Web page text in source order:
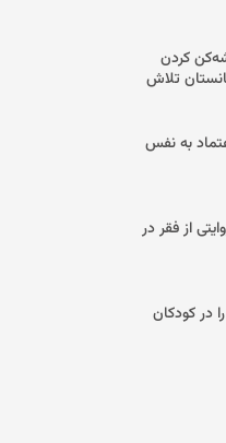
کردن
تلاش
به نفس
از فقر در
در کودکان